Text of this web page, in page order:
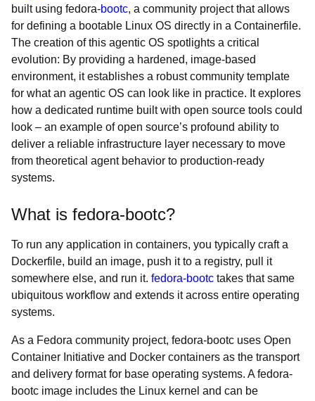
built using fedora-bootc, a community project that allows
for defining a bootable Linux OS directly in a Containerfile.
The creation of this agentic OS spotlights a critical
evolution: By providing a hardened, image-based
environment, it establishes a robust community template
for what an agentic OS can look like in practice. It explores
how a dedicated runtime built with open source tools could
look – an example of open source’s profound ability to
deliver a reliable infrastructure layer necessary to move
from theoretical agent behavior to production-ready
systems.
What is fedora-bootc?
To run any application in containers, you typically craft a
Dockerfile, build an image, push it to a registry, pull it
somewhere else, and run it. fedora-bootc takes that same
ubiquitous workflow and extends it across entire operating
systems.
As a Fedora community project, fedora-bootc uses Open
Container Initiative and Docker containers as the transport
and delivery format for base operating systems. A fedora-
bootc image includes the Linux kernel and can be